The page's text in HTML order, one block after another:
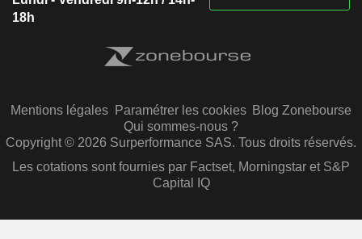
18h
Mentions légales Paramétrer les cookies Blog Zonebourse
Qui sommes-nous ?
Copyright © 2026 Surperformance SAS. Tous droits réservés.
Les cotations sont fournies par Factset, Morningstar et S&P
Capital IQ